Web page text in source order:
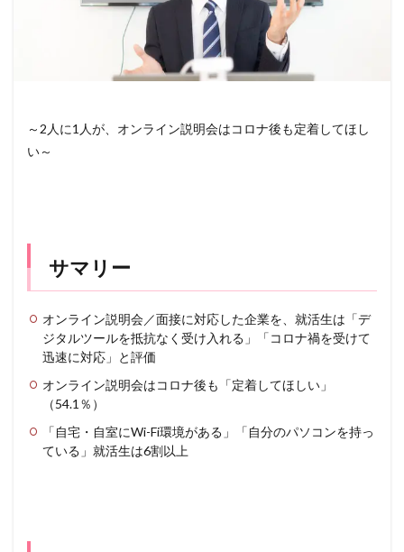
～2人に1人が、オンライン説明会はコロナ後も定着してほし
い～
サマリー
オンライン説明会／面接に対応した企業を、就活生は「デ
ジタルツールを抵抗なく受け入れる」「コロナ禍を受けて
迅速に対応」と評価
オンライン説明会はコロナ後も「定着してほしい」
（54.1％）
「自宅・自室にWi-Fi環境がある」「自分のパソコンを持っ
ている」就活生は6割以上